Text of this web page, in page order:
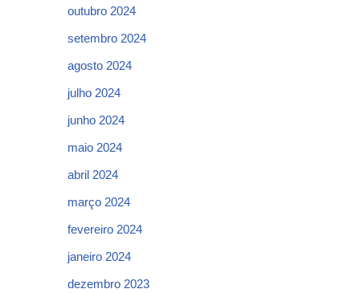
outubro 2024
setembro 2024
agosto 2024
julho 2024
junho 2024
maio 2024
abril 2024
março 2024
fevereiro 2024
janeiro 2024
dezembro 2023